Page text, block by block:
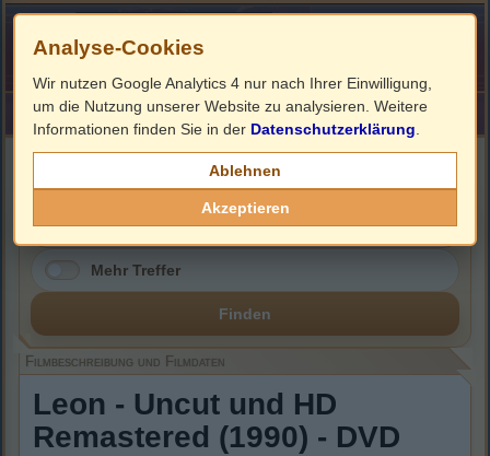
HOME ImpressumLinks
Filmbeschreibung, Cover & DVD Infos
Mehr Treffer
Finden
Filmbeschreibung und Filmdaten
Leon - Uncut und HD
Remastered (1990) - DVD
Analyse-Cookies
Wir nutzen Google Analytics 4 nur nach Ihrer Einwilligung,
um die Nutzung unserer Website zu analysieren. Weitere
Informationen finden Sie in der Datenschutzerklärung
Ablehnen
Akzeptieren